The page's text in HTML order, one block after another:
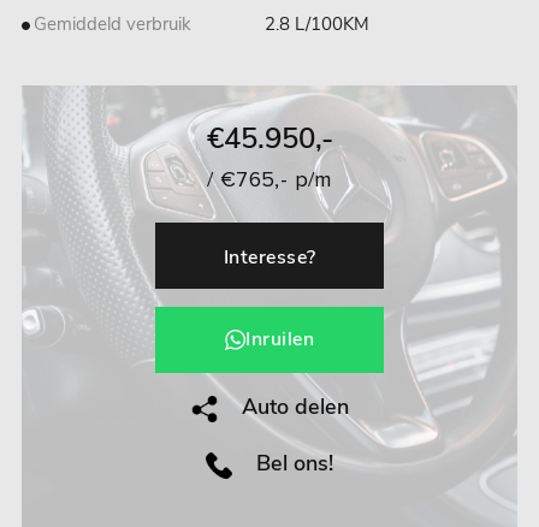
Gemiddeld verbruik 2.8 L/100KM
€45.950,-
/ €765,- p/m
Interesse?
Inruilen
Auto delen
Bel ons!